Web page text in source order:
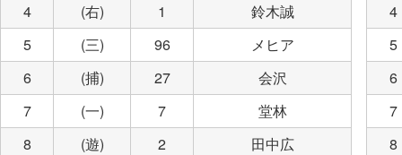
4
(右) 1
鈴木誠
5
(三) 96
メヒア
6
(捕) 27
会沢
7
(一) 7
堂林
8
(遊) 2
田中広
4
5
6
7
8